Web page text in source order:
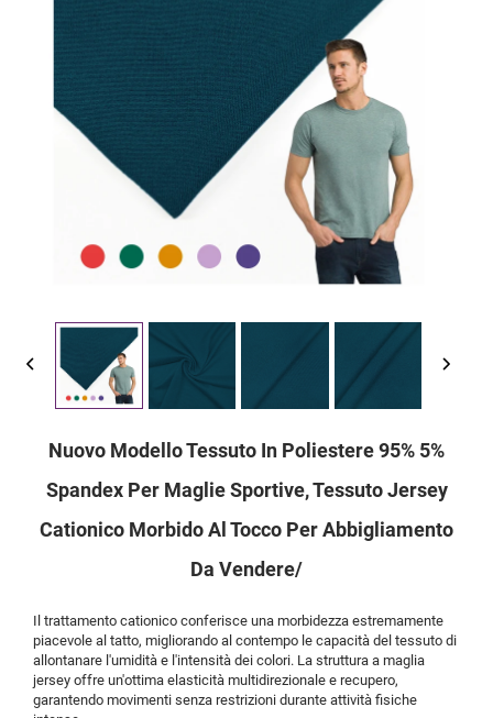
Nuovo Modello Tessuto In Poliestere 95% 5%
Spandex Per Maglie Sportive, Tessuto Jersey
Cationico Morbido Al Tocco Per Abbigliamento
Da Vendere/
Il trattamento cationico conferisce una morbidezza estremamente
piacevole al tatto, migliorando al contempo le capacità del tessuto di
allontanare l'umidità e l'intensità dei colori. La struttura a maglia
jersey offre un'ottima elasticità multidirezionale e recupero,
garantendo movimenti senza restrizioni durante attività fisiche